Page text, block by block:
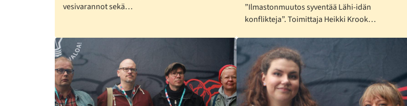
vesivarannot sekä…
”Ilmastonmuutos syventää Lähi-idän
konflikteja”. Toimittaja Heikki Krook…